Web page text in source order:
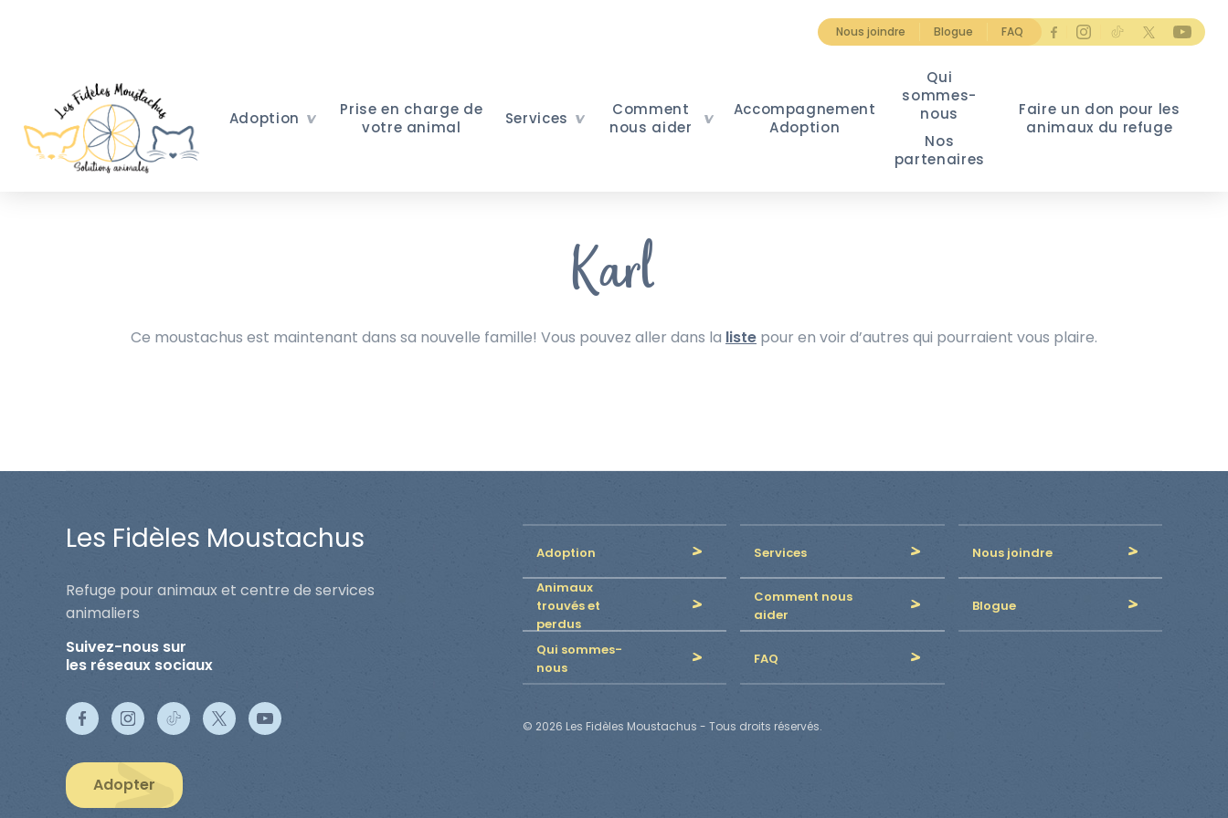
Nous joindre Blogue FAQ
Adoption
Prise en charge de
votre animal
Services
Comment
nous aider
Accompagnement
Adoption
Qui
sommes-
nous
Nos
partenaires
Faire un don pour les
animaux du refuge
Karl
Ce moustachus est maintenant dans sa nouvelle famille! Vous pouvez aller dans la liste pour en voir d’autres qui pourraient vous plaire.
Les Fidèles Moustachus
Refuge pour animaux et centre de services
animaliers
Suivez-nous sur
les réseaux sociaux
Adopter
Adoption Services
Nous joindre
Animaux
trouvés et
perdus
Comment nous
aider
Blogue
Qui sommes-
nous
FAQ
© 2026 Les Fidèles Moustachus - Tous droits réservés.